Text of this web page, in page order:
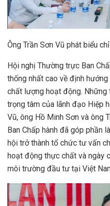
Ông Trần Sơn Vũ phát biểu
Hội nghị Thường trực Ban
thống nhất cao về định
chất lượng hoạt động.
trọng tâm của lãnh đạo Hiệp
Vũ, ông Hồ Minh Sơn và ông
Ban Chấp hành đã góp phần
hội trở thành tổ chức tư vấn
hoạt động thực chất và ngày
môi trường đầu tư tại Việt